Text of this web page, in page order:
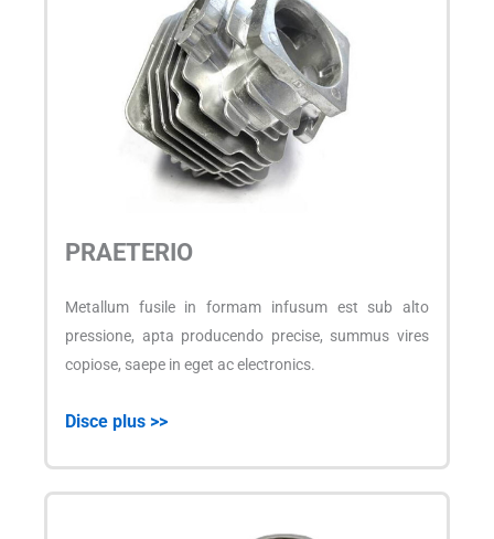
PRAETERIO
Metallum fusile in formam infusum est sub alto
pressione, apta producendo precise, summus vires
copiose, saepe in eget ac electronics.
Disce plus >>